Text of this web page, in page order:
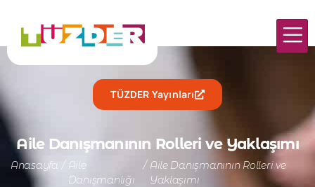
TÜZDER Yayınları
Aile Danışmanının Rolleri ve Yaklaşımı
Anasayfa / Aile
Danışmanlığı
/ Aile Danışmanının Rolleri ve
Yaklaşımı